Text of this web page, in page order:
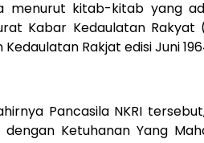
menurut kitab-kitab yang
Kabar Kedaulatan Rakyat
Rakjat edisi Juni
Pancasila NKRI
Ketuhanan Yang